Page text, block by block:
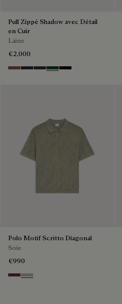
Pull Zippé Shadow avec Détail
en Cuir
Laine
€2,000
Toffee Camel
NavyMidnight Grey
Fir Green
Noir
Polo Motif Scritto Diagonal
Soie
€990
Hershey
Salvia